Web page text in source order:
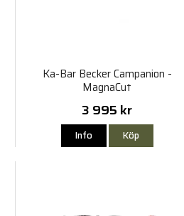
Ka-Bar Becker Campanion -
MagnaCut
3 995 kr
Info Köp